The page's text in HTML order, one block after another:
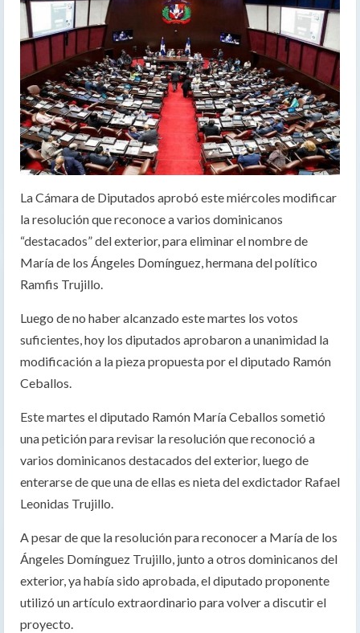
La Cámara de Diputados aprobó este miércoles modificar
la resolución que reconoce a varios dominicanos
“destacados” del exterior, para eliminar el nombre de
María de los Ángeles Domínguez, hermana del político
Ramfis Trujillo.
Luego de no haber alcanzado este martes los votos
suficientes, hoy los diputados aprobaron a unanimidad la
modificación a la pieza propuesta por el diputado Ramón
Ceballos.
Este martes el diputado Ramón María Ceballos sometió
una petición para revisar la resolución que reconoció a
varios dominicanos destacados del exterior, luego de
enterarse de que una de ellas es nieta del exdictador Rafael
Leonidas Trujillo.
A pesar de que la resolución para reconocer a María de los
Ángeles Domínguez Trujillo, junto a otros dominicanos del
exterior, ya había sido aprobada, el diputado proponente
utilizó un artículo extraordinario para volver a discutir el
proyecto.